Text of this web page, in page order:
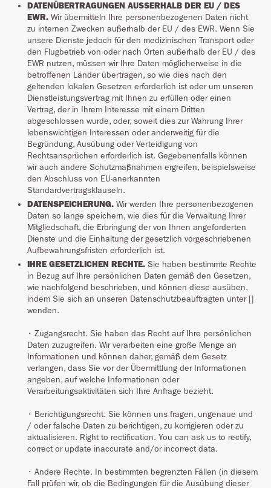
DATENÜBERTRAGUNGEN AUSSERHALB DER EU / DES
EWR. Wir übermitteln Ihre personenbezogenen Daten nicht
zu internen Zwecken außerhalb der EU / des EWR. Wenn Sie
unsere Dienste jedoch für den medizinischen Transport oder
den Flugbetrieb von oder nach Orten außerhalb der EU / des
EWR nutzen, müssen wir Ihre Daten möglicherweise in die
betroffenen Länder übertragen, so wie dies nach den
geltenden lokalen Gesetzen erforderlich ist oder um unseren
Dienstleistungsvertrag mit Ihnen zu erfüllen oder einen
Vertrag, der in Ihrem Interesse mit einem Dritten
abgeschlossen wurde, oder, soweit dies zur Wahrung Ihrer
lebenswichtigen Interessen oder anderweitig für die
Begründung, Ausübung oder Verteidigung von
Rechtsansprüchen erforderlich ist. Gegebenenfalls können
wir auch andere Schutzmaßnahmen ergreifen, beispielsweise
den Abschluss von EU-anerkannten
Standardvertragsklauseln.
DATENSPEICHERUNG. Wir werden Ihre personenbezogenen
Daten so lange speichern, wie dies für die Verwaltung Ihrer
Mitgliedschaft, die Erbringung der von Ihnen angeforderten
Dienste und die Einhaltung der gesetzlich vorgeschriebenen
Aufbewahrungsfristen erforderlich ist.
IHRE GESETZLICHEN RECHTE. Sie haben bestimmte Rechte
in Bezug auf Ihre persönlichen Daten gemäß den Gesetzen,
wie nachfolgend beschrieben, und können diese ausüben,
indem Sie sich an unseren Datenschutzbeauftragten unter []
wenden.
• Zugangsrecht. Sie haben das Recht auf Ihre persönlichen
Daten zuzugreifen. Wir verarbeiten eine große Menge an
Informationen und können daher, gemäß dem Gesetz
verlangen, dass Sie vor der Übermittlung der Informationen
angeben, auf welche Informationen oder
Verarbeitungsaktivitäten sich Ihre Anfrage bezieht.
• Berichtigungsrecht. Sie können uns fragen, ungenaue und
/ oder falsche Daten zu berichtigen, zu korrigieren oder zu
aktualisieren. Right to rectification. You can ask us to rectify,
correct or update inaccurate and/or incorrect data.
• Andere Rechte. In bestimmten begrenzten Fällen (in diesem
Fall prüfen wir, ob die Bedingungen für die Ausübung dieser